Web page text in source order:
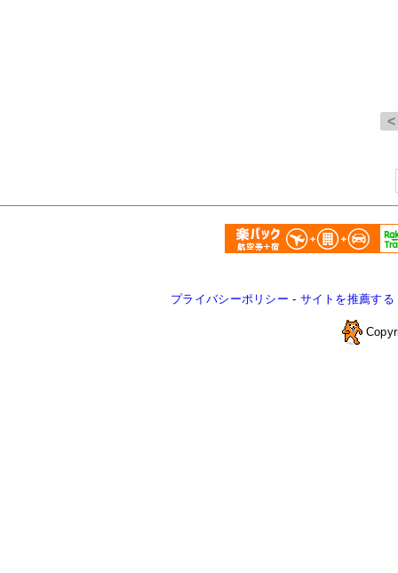
プライバシーポリシー - サイトを推薦する